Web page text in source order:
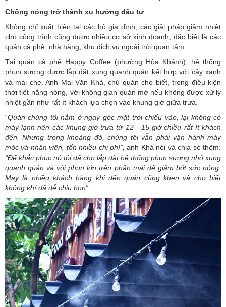
Chống nóng trở thành xu hướng đầu tư
Không chỉ xuất hiện tại các hộ gia đình, các giải pháp giảm nhiệt
cho công trình cũng được nhiều cơ sở kinh doanh, đặc biệt là các
quán cà phê, nhà hàng, khu dịch vụ ngoài trời quan tâm.
Tại quán cà phê Happy Coffee (phường Hòa Khánh), hệ thống
phun sương được lắp đặt xung quanh quán kết hợp với cây xanh
và mái che. Anh Mai Văn Khả, chủ quán cho biết, trong điều kiện
thời tiết nắng nóng, với không gian quán mở nếu không được xử lý
nhiệt gần như rất ít khách lựa chọn vào khung giờ giữa trưa.
“Quán chúng tôi nằm ở ngay góc mặt trời chiếu vào, lại không có
máy lạnh nên các khung giờ trưa từ 12 - 15 giờ chiều rất ít khách
đến. Nhưng trong khoảng đó, chúng tôi vẫn phải vận hành máy
móc và nhân viên, tốn nhiều chi phí”, anh Khả nói và chia sẻ thêm:
“Để khắc phục nó tôi đã cho lắp đặt hệ thống phun sương nhỏ xung
quanh quán và vòi phun lớn trên phần mái để giảm bớt sức nóng.
May là nhiều khách hàng khi đến quán cũng khen và cho biết
không khí đã dễ chịu hơn”.